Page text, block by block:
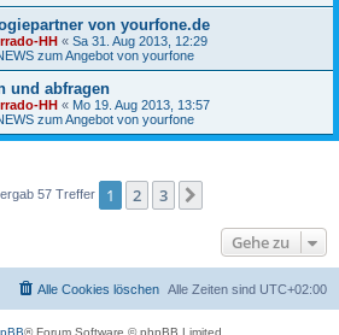
von yourfone.de
HH « Sa 31. Aug 2013, 12:29
zum Angebot von yourfone
und abfragen
HH « Mo 19. Aug 2013, 13:57
zum Angebot von yourfone
57 Treffer 1 2 3
Gehe zu
Alle Zeiten sind UTC+02:00
Alle Cookies löschen
® Forum Software © phpBB Limited